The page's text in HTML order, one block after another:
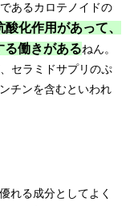
あるカロテノイドの
酸化作用があって、
る働きがあるねん。
セラミドサプリのぷ
チンを含むといわれ
れる成分としてよく